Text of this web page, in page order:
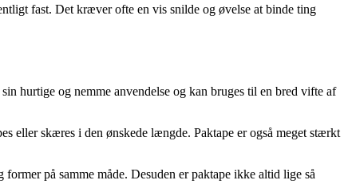
fast. Det kræver ofte en vis snilde og øvelse at binde ting
hurtige og nemme anvendelse og kan bruges til en bred vifte af
eller skæres i den ønskede længde. Paktape er også meget stærkt
på samme måde. Desuden er paktape ikke altid lige så